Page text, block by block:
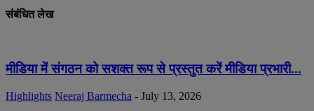
संबंधित लेख
मीडिया में संगठन को सशक्त रूप से प्रस्तुत करें मीडिया प्रभारी...
Highlights Neeraj Barmecha - July 13, 2026